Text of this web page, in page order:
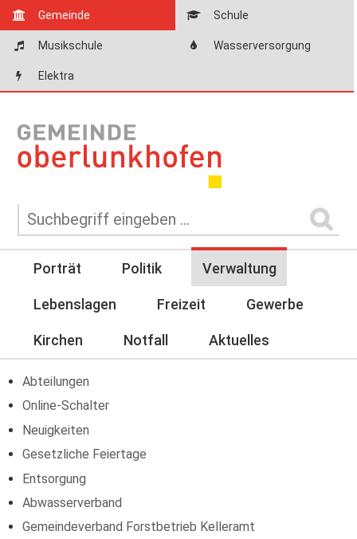
Gemeinde Schule
Musikschule Wasserversorgung
Elektra
Porträt Politik Verwaltung
Lebenslagen Freizeit Gewerbe
Kirchen Notfall Aktuelles
Abteilungen
Online-Schalter
Neuigkeiten
Gesetzliche Feiertage
Entsorgung
Abwasserverband
Gemeindeverband Forstbetrieb Kelleramt